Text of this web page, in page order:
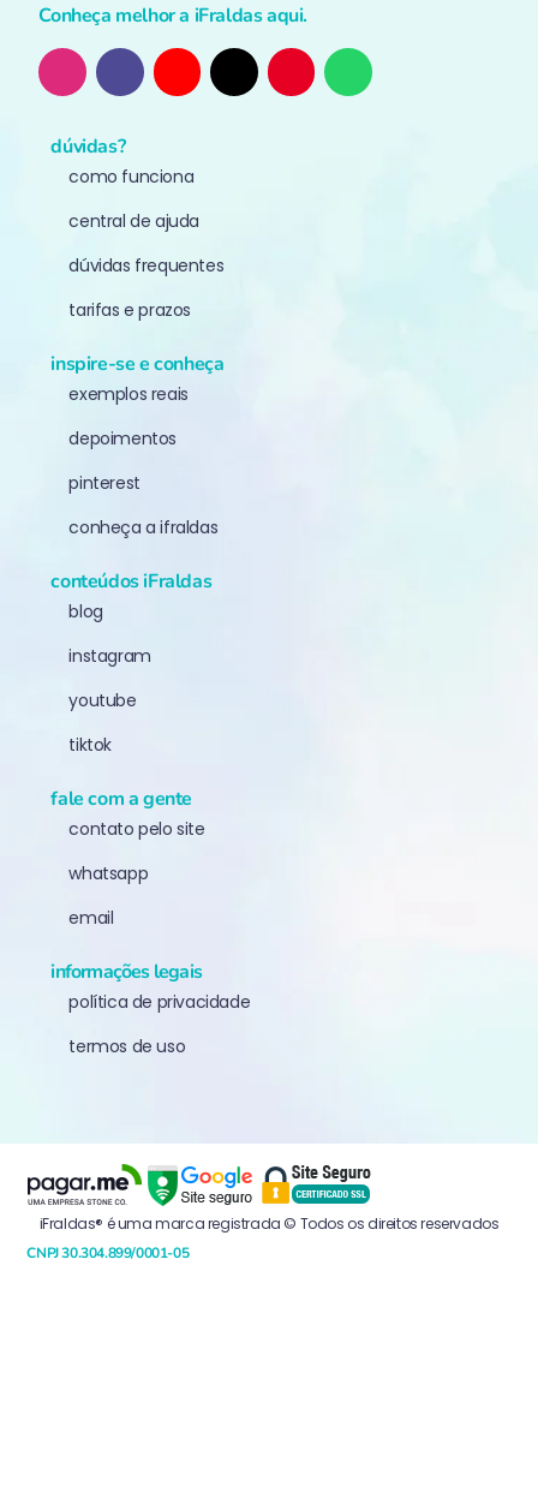
Conheça melhor a iFraldas aqui.
dúvidas?
como funciona
central de ajuda
dúvidas frequentes
tarifas e prazos
inspire-se e conheça
exemplos reais
depoimentos
pinterest
conheça a ifraldas
conteúdos iFraldas
blog
instagram
youtube
tiktok
fale com a gente
contato pelo site
whatsapp
email
informações legais
política de privacidade
termos de uso
iFraldas® é uma marca registrada © Todos os direitos reservados
CNPJ 30.304.899/0001-05